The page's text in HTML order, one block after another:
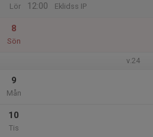
Lör
12:00
Eklidss IP
8
Sön
v.24
9
Mån
10
Tis